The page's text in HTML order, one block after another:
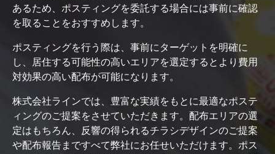
あるため、ポスティングを委託する場合には事前に確認
を取ることをおすすめします。
ポスティングを行う際は、事前にターゲットを明確に
し、居住する可能性の高いエリアを選定するとより費用
対効果の高い配布が可能になります。
株式会社ラインでは、豊富な実績をもとに最適なポステ
ィングのご提案をさせていただきます。配布エリアの選
定はもちろん、反響の得られるチラシデザインのご提案
や配布報告まですべて弊社にお任せいただけます。ポス